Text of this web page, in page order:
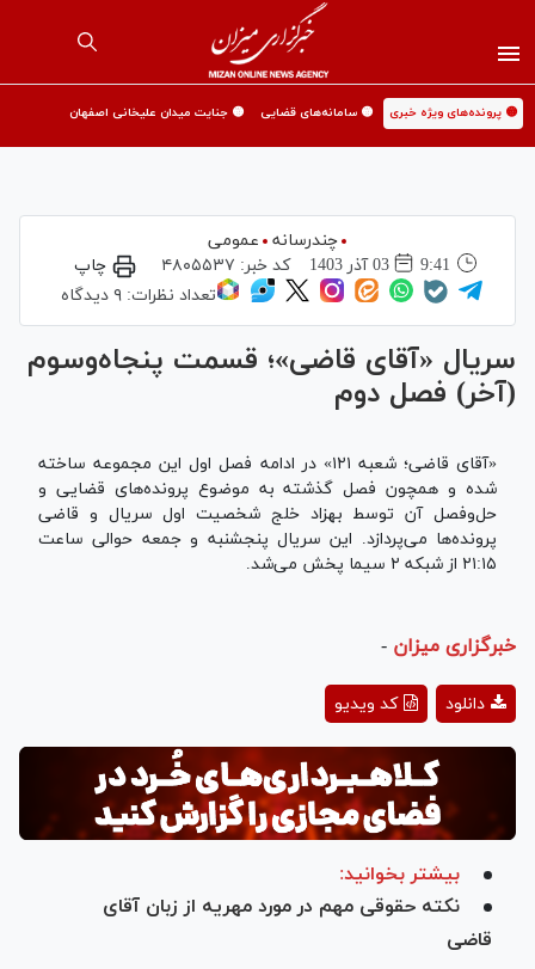
🟡 پرونده‌های ویژه خبری 🟡 سامانه‌های قضایی 🟡 جنایت میدان علیخانی اصفهان
چندرسانه
عمومی
9:41
03 آذر 1403 کد خبر: ۴۸۰۵۵۳۷
چاپ
تعداد نظرات: ۹ دیدگاه
سریال «آقای قاضی»؛ قسمت پنجاه‌وسوم
(آخر) فصل دوم
«آقای قاضی؛ شعبه ۱۲۱» در ادامه فصل اول این مجموعه ساخته
شده و همچون فصل گذشته به موضوع پرونده‌های قضایی و
حل‌وفصل آن توسط بهزاد خلج شخصیت اول سریال و قاضی
پرونده‌ها می‌پردازد. این سریال پنجشنبه و جمعه حوالی ساعت
۲۱:۱۵ از شبکه ۲ سیما پخش می‌شد.
خبرگزاری میزان -
Play
Video
کد ویدیو دانلود
بیشتر بخوانید:
نکته حقوقی مهم در مورد مهریه از زبان آقای
قاضی